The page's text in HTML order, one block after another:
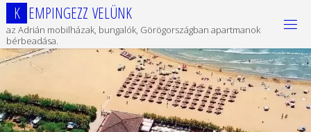
Ugrás
tartalomhoz
K EMPINGEZZ VELÜNK
az Adrián mobilházak, bungalók, Görögországban apartmanok
bérbeadása.